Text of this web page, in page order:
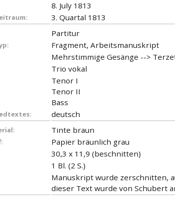
8. July 1813
3. Quartal 1813
Partitur
Fragment, Arbeitsmanuskript
Mehrstimmige Gesänge -->
Trio vokal
Tenor I
Tenor II
Bass
deutsch
Tinte braun
Papier bräunlich grau
30,3 x 11,9 (beschnitten)
1 Bl. (2 S.)
Manuskript wurde zerschnitten,
dieser Text wurde von Schubert